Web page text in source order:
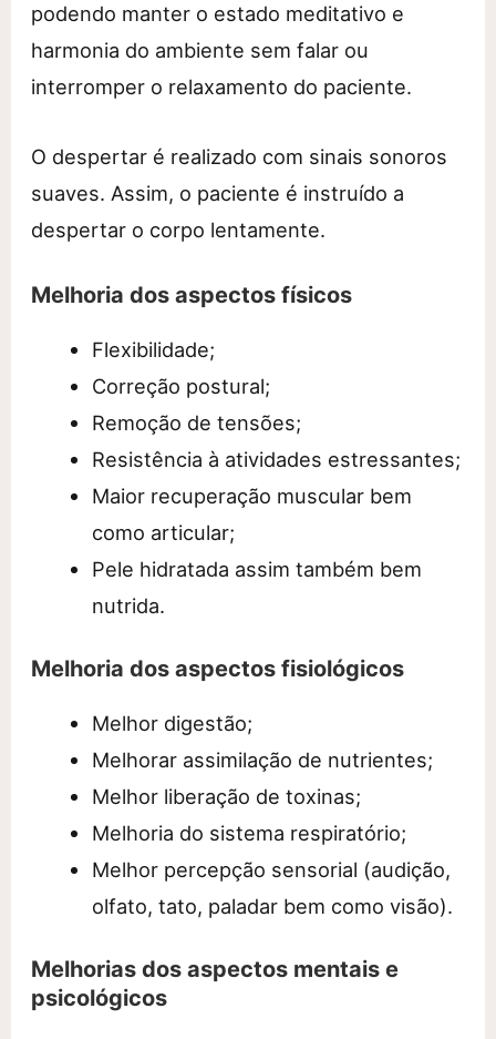
podendo manter o estado meditativo e
harmonia do ambiente sem falar ou
interromper o relaxamento do paciente.
O despertar é realizado com sinais sonoros
suaves. Assim, o paciente é instruído a
despertar o corpo lentamente.
Melhoria dos aspectos físicos
Flexibilidade;
Correção postural;
Remoção de tensões;
Resistência à atividades estressantes;
Maior recuperação muscular bem
como articular;
Pele hidratada assim também bem
nutrida.
Melhoria dos aspectos fisiológicos
Melhor digestão;
Melhorar assimilação de nutrientes;
Melhor liberação de toxinas;
Melhoria do sistema respiratório;
Melhor percepção sensorial (audição,
olfato, tato, paladar bem como visão).
Melhorias dos aspectos mentais e
psicológicos